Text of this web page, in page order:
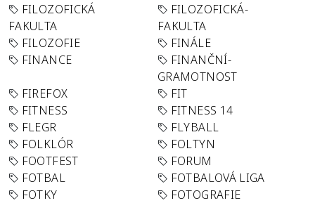
FILOZOFICKÁ
FAKULTA
FILOZOFICKÁ-
FAKULTA
FILOZOFIE
FINÁLE
FINANCE
FINANČNÍ-
GRAMOTNOST
FIREFOX
FIT
FITNESS
FITNESS 14
FLEGR
FLYBALL
FOLKLÓR
FOLTYN
FOOTFEST
FORUM
FOTBAL
FOTBALOVÁ LIGA
FOTKY
FOTOGRAFIE